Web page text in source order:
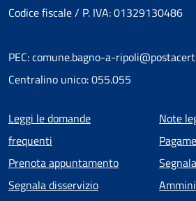
Codice fiscale / P. IVA: 01329130486
PEC: comune.bagno-a-
Centralino unico: 055.055
Menu piè di pagina
Leggi le domande
frequenti
Prenota appuntamento
Segnala disservizio
Note